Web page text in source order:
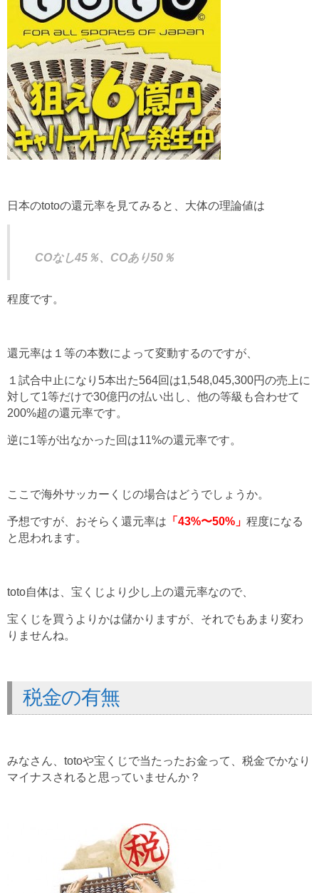
日本のtotoの還元率を見てみると、大体の理論値は
COなし45％、COあり50％
程度です。
還元率は１等の本数によって変動するのですが、
１試合中止になり5本出た564回は1,548,045,300円の売上に
対して1等だけで30億円の払い出し、他の等級も合わせて
200%超の還元率です。
逆に1等が出なかった回は11%の還元率です。
ここで海外サッカーくじの場合はどうでしょうか。
予想ですが、おそらく還元率は 「43%〜50%」 程度になる
と思われます。
toto自体は、宝くじより少し上の還元率なので、
宝くじを買うよりかは儲かりますが、それでもあまり変わ
りませんね。
税金の有無
みなさん、totoや宝くじで当たったお金って、税金でかなり
マイナスされると思っていませんか？